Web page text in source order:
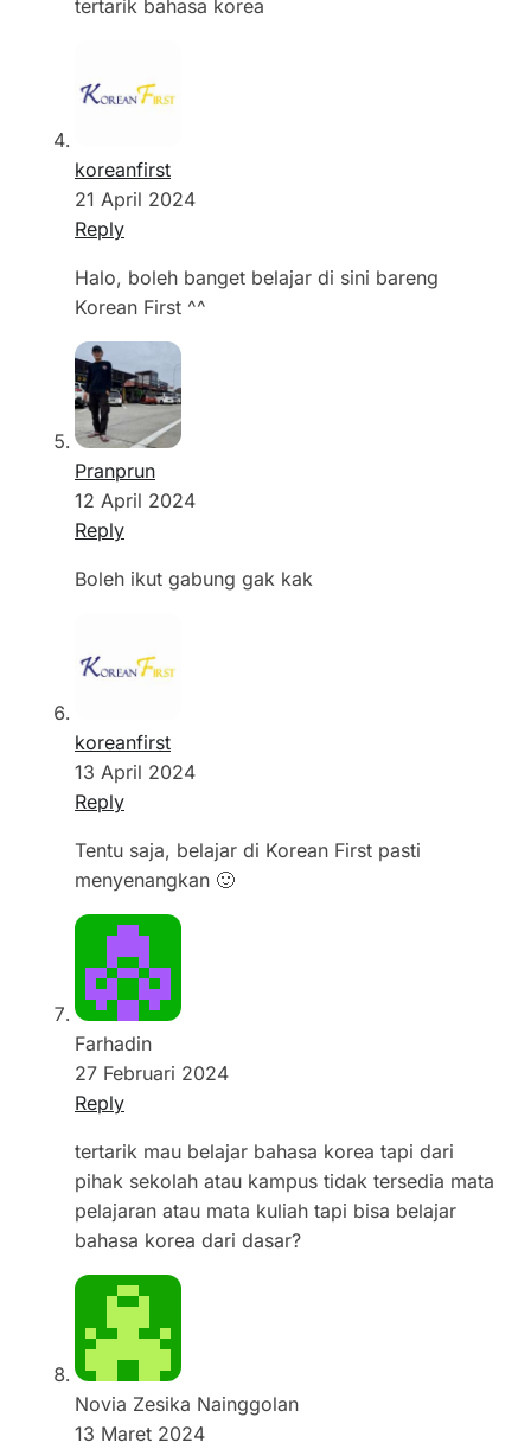
tertarik bahasa korea
koreanfirst
21 April 2024
Reply
Halo, boleh banget belajar di sini bareng
Korean First ^^
Pranprun
12 April 2024
Reply
Boleh ikut gabung gak kak
koreanfirst
13 April 2024
Reply
Tentu saja, belajar di Korean First pasti
menyenangkan 🙂
Farhadin
27 Februari 2024
Reply
tertarik mau belajar bahasa korea tapi dari
pihak sekolah atau kampus tidak tersedia mata
pelajaran atau mata kuliah tapi bisa belajar
bahasa korea dari dasar?
Novia Zesika Nainggolan
13 Maret 2024